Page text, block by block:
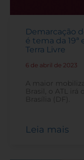
Demarcação
é tema da
Terra Livre
6 de abril de 2023
A maior
Brasil, o ATL irá
Brasília (DF).
Leia mais